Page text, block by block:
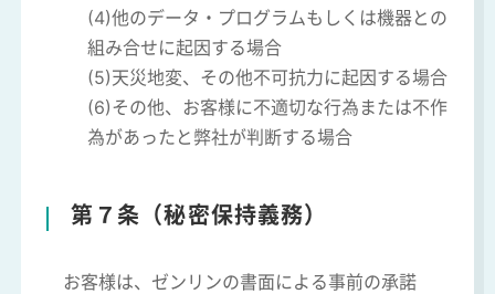
(4)他のデータ・プログラムもしくは機器との
組み合せに起因する場合
(5)天災地変、その他不可抗力に起因する場合
(6)その他、お客様に不適切な行為または不作
為があったと弊社が判断する場合
第７条（秘密保持義務）
お客様は、ゼンリンの書面による事前の承諾